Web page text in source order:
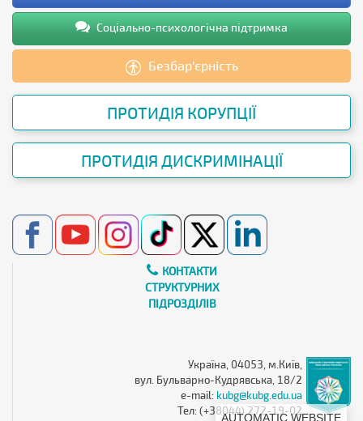
AUTOMATIC WEBSITE
Соціально-психологічна підтримка
Безбар’єрність
ПРОТИДІЯ КОРУПЦІЇ
ПРОТИДІЯ ДИСКРИМІНАЦІЇ
КОНТАКТИ
СТРУКТУРНИХ
ПІДРОЗДІЛІВ
Україна, 04053, м.Київ,
вул. Бульварно-Кудрявська, 18/2
e-mail: kubg@kubg.edu.ua
Тел: (+38044) 272-19-02